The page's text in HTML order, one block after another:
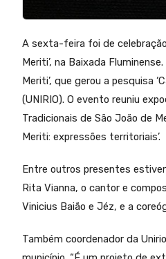
A sexta-feira foi de
Meriti’, na Baixada
Meriti’, que gerou a pesquisa
(UNIRIO). O evento reuniu
Tradicionais de São João de
Meriti: expressões territoriais’.
Entre outros presentes
Rita Vianna, o cantor e
Vinicius Baião e Jéz, e a
Também coordenador da